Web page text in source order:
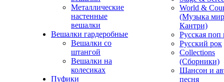
Металлические
настенные
вешалки
Вешалки гардеробные
Вешалки со
штангой
Вешалки на
колесиках
Пуфики
World &
(Музыка
Кантри)
Русская поп
Русский рок
Сollections
(Сборники)
Шансон и
песня